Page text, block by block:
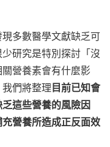
多數醫學文獻缺乏可
研究是特別探討「沒
營養素會有什麼影
們將整理目前已知會
乏這些營養的風險因
充營養所造成正反面效